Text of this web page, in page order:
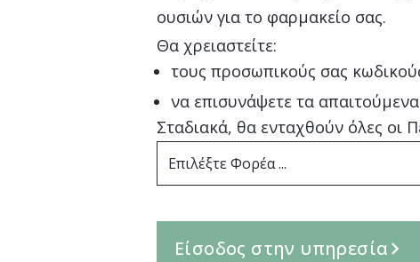
ουσιών για το φαρμακείο σας.
Θα χρειαστείτε:
τους προσωπικούς σας
να επισυνάψετε τα απαιτούμενα
Σταδιακά, θα ενταχθούν όλες οι
Επιλέξτε Φορέα ...
Είσοδος στην υπηρεσία